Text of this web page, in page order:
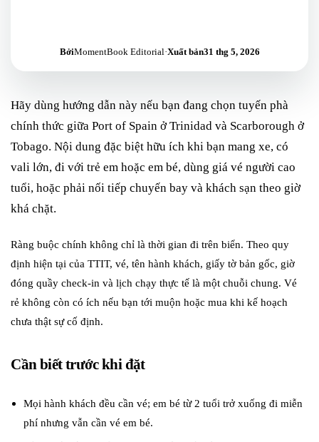
BởiMomentBook Editorial·Xuất bản31 thg 5, 2026
Hãy dùng hướng dẫn này nếu bạn đang chọn tuyến phà
chính thức giữa Port of Spain ở Trinidad và Scarborough ở
Tobago. Nội dung đặc biệt hữu ích khi bạn mang xe, có
vali lớn, đi với trẻ em hoặc em bé, dùng giá vé người cao
tuổi, hoặc phải nối tiếp chuyến bay và khách sạn theo giờ
khá chặt.
Ràng buộc chính không chỉ là thời gian đi trên biển. Theo quy
định hiện tại của TTIT, vé, tên hành khách, giấy tờ bản gốc, giờ
đóng quầy check-in và lịch chạy thực tế là một chuỗi chung. Vé
rẻ không còn có ích nếu bạn tới muộn hoặc mua khi kế hoạch
chưa thật sự cố định.
Cần biết trước khi đặt
Mọi hành khách đều cần vé; em bé từ 2 tuổi trở xuống đi miễn
phí nhưng vẫn cần vé em bé.